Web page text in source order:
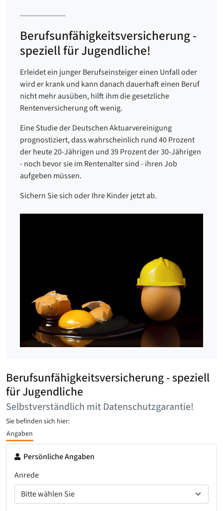
Berufsunfähigkeitsversicherung -
speziell für Jugendliche!
Erleidet ein junger Berufseinsteiger einen Unfall oder
wird er krank und kann danach dauerhaft einen Beruf
nicht mehr ausüben, hilft ihm die gesetzliche
Rentenversicherung oft wenig.
Eine Studie der Deutschen Aktuarvereinigung
prognostiziert, dass wahrscheinlich rund 40 Prozent
der heute 20-Jährigen und 39 Prozent der 30-Jährigen
- noch bevor sie im Rentenalter sind - ihren Job
aufgeben müssen.
Sichern Sie sich oder Ihre Kinder jetzt ab.
Berufsunfähigkeitsversicherung - speziell
für Jugendliche
Selbstverständlich mit Datenschutzgarantie!
Sie befinden sich hier:
Angaben
Persönliche Angaben
Anrede